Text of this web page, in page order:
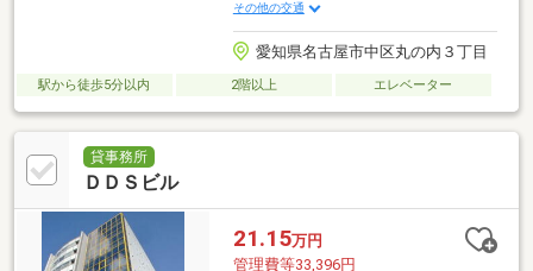
その他の交通
愛知県名古屋市中区丸の内３丁目
駅から徒歩5分以内 2階以上 エレベーター
貸事務所
ＤＤＳビル
21.15万円
管理費等33,396円